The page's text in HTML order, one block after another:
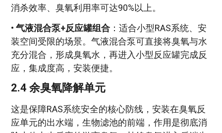
消杀效率、臭氧利用率可达90%以上。
• 气液混合泵+反应罐组合 ：适合小型RAS系统、安
装空间受限的场景。气液混合泵可直接将臭氧与水
充分混合，形成臭氧水，再进入小型反应罐完成反
应，集成度高，安装便捷。
2.4 余臭氧降解单元
这是保障RAS系统安全的核心防线，安装在臭氧反
应单元的出水端，生物滤池的前端，作用是彻底消